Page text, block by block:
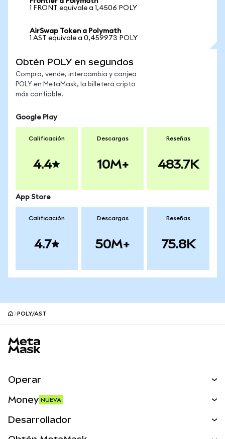
1 FRONT equivale a 1,4506 POLY
AirSwap Token a Polymath
1 AST equivale a 0,459973 POLY
Obtén POLY en segundos
Compra, vende, intercambia y canjea
POLY en MetaMask, la billetera cripto
más confiable.
Google Play
Calificación
4.4
Descargas
10M+
Reseñas
483.7K
App Store
Calificación
4.7
Descargas
50M+
Reseñas
75.8K
POLY/AST
Operar
Money NUEVA
Desarrollador